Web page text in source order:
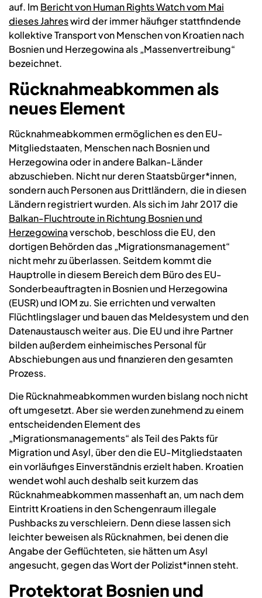
auf. Im Bericht von Human Rights Watch vom Mai
dieses Jahreswird der immer häufiger stattfindende
kollektive Transport von Menschen von Kroatien nach
Bosnien und Herzegowina als „Massenvertreibung“
bezeichnet.
Rücknahmeabkommen als
neues Element
Rücknahmeabkommen ermöglichen es den EU-
Mitgliedstaaten, Menschen nach Bosnien und
Herzegowina oder in andere Balkan-Länder
abzuschieben. Nicht nur deren Staatsbürger*innen,
sondern auch Personen aus Drittländern, die in diesen
Ländern registriert wurden. Als sich im Jahr 2017 die
Balkan-Fluchtroute in Richtung Bosnien und
Herzegowinaverschob, beschloss die EU, den
dortigen Behörden das „Migrationsmanagement“
nicht mehr zu überlassen. Seitdem kommt die
Hauptrolle in diesem Bereich dem Büro des EU-
Sonderbeauftragten in Bosnien und Herzegowina
(EUSR) und IOM zu. Sie errichten und verwalten
Flüchtlingslager und bauen das Meldesystem und den
Datenaustausch weiter aus. Die EU und ihre Partner
bilden außerdem einheimisches Personal für
Abschiebungen aus und finanzieren den gesamten
Prozess.
Die Rücknahmeabkommen wurden bislang noch nicht
oft umgesetzt. Aber sie werden zunehmend zu einem
entscheidenden Element des
„Migrationsmanagements“ als Teil des Pakts für
Migration und Asyl, über den die EU-Mitgliedstaaten
ein vorläufiges Einverständnis erzielt haben. Kroatien
wendet wohl auch deshalb seit kurzem das
Rücknahmeabkommen massenhaft an, um nach dem
Eintritt Kroatiens in den Schengenraum illegale
Pushbacks zu verschleiern. Denn diese lassen sich
leichter beweisen als Rücknahmen, bei denen die
Angabe der Geflüchteten, sie hätten um Asyl
angesucht, gegen das Wort der Polizist*innen steht.
Protektorat Bosnien und